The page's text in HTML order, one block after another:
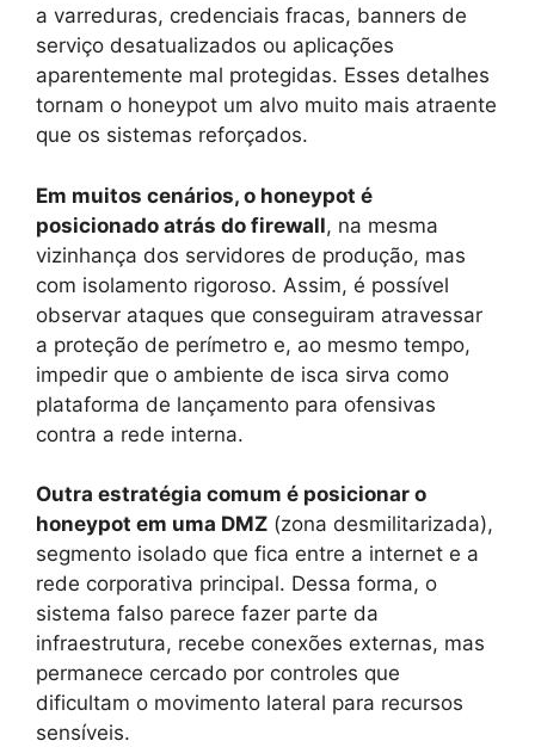
a varreduras, credenciais fracas, banners de
serviço desatualizados ou aplicações
aparentemente mal protegidas. Esses detalhes
tornam o honeypot um alvo muito mais atraente
que os sistemas reforçados.
Em muitos cenários, o honeypot é
posicionado atrás do firewall, na mesma
vizinhança dos servidores de produção, mas
com isolamento rigoroso. Assim, é possível
observar ataques que conseguiram atravessar
a proteção de perímetro e, ao mesmo tempo,
impedir que o ambiente de isca sirva como
plataforma de lançamento para ofensivas
contra a rede interna.
Outra estratégia comum é posicionar o
honeypot em uma DMZ (zona desmilitarizada),
segmento isolado que fica entre a internet e a
rede corporativa principal. Dessa forma, o
sistema falso parece fazer parte da
infraestrutura, recebe conexões externas, mas
permanece cercado por controles que
dificultam o movimento lateral para recursos
sensíveis.